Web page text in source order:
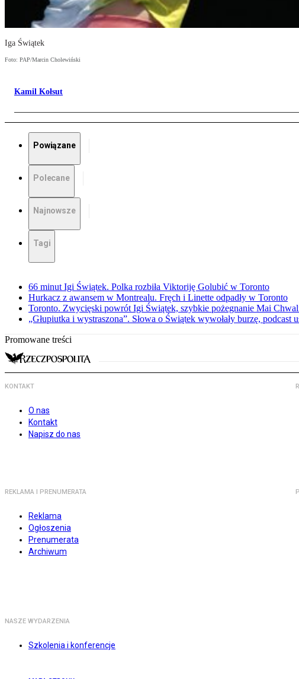
Iga Świątek
Foto: PAP/Marcin Cholewiński
Kamil Kołsut
Powiązane
Polecane
Najnowsze
Tagi
66 minut Igi Świątek. Polka rozbiła Viktoriję Golubić w Toronto
Hurkacz z awansem w Montrealu. Fręch i Linette odpadły w Toronto
Toronto. Zwycięski powrót Igi Świątek, szybkie pożegnanie Mai
„Głupiutka i wystraszona”. Słowa o Świątek wywołały burzę, podcast
Promowane treści
KONTAKT
O nas
Kontakt
Napisz do nas
REKLAMA I PRENUMERATA
Reklama
Ogłoszenia
Prenumerata
Archiwum
NASZE WYDARZENIA
Szkolenia i konferencje